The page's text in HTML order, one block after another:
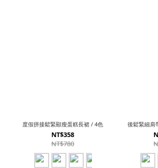
度假拼接鬆緊顯瘦蛋糕長裙 / 4色
NT$358
NT$780
後鬆緊細肩